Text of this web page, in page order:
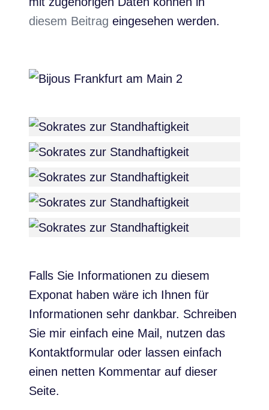
diesem Beitrag eingesehen werden.
Falls Sie Informationen zu diesem
Exponat haben wäre ich Ihnen für
Informationen sehr dankbar. Schreiben
Sie mir einfach eine Mail, nutzen das
Kontaktformular oder lassen einfach
einen netten Kommentar auf dieser
Seite.